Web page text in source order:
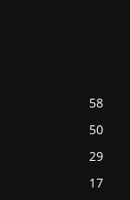
58
50
29
17